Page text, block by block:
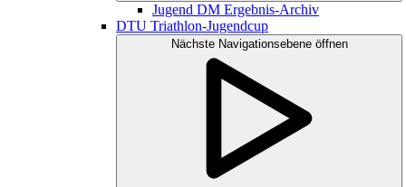
Jugend DM Ergebnis-Archiv
DTU Triathlon-Jugendcup
Nächste Navigationsebene öffnen